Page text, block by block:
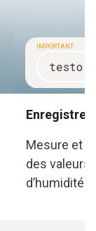
IMPORTANT
testo
Mesure et
des valeurs
d’humidité.